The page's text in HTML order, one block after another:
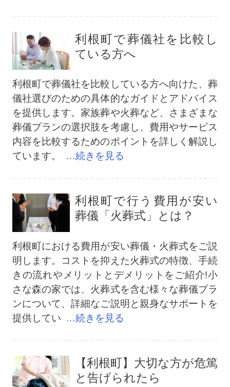
利根町で葬儀社を比較し
ている方へ
利根町で葬儀社を比較している方へ向けた、葬
儀社選びのための具体的なガイドとアドバイス
を提供します。家族葬や火葬など、さまざまな
葬儀プランの選択肢を考慮し、費用やサービス
内容を比較するためのポイントを詳しく解説し
ています。
…続きを見る
利根町で行う費用が安い
葬儀「火葬式」とは？
利根町における費用が安い葬儀・火葬式をご説
明します。コストを抑えた火葬式の特徴、手続
きの流れやメリットとデメリットをご紹介!小
さな森の家では、火葬式を含む様々な葬儀プラ
ンについて、詳細なご説明と親身なサポートを
提供してい …続きを見る
【利根町】大切な方が危篤
と告げられたら